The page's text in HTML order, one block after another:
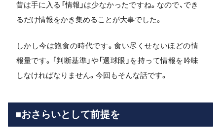
昔は手に入る「情報」は少なかったですね。なので、でき
るだけ情報をかき集めることが大事でした。
しかし今は飽食の時代です。食い尽くせないほどの情
報量です。「判断基準」や「選球眼」を持って情報を吟味
しなければなりません。今回もそんな話です。
■おさらいとして前提を